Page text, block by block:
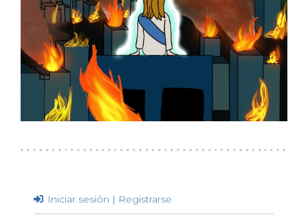
Iniciar sesión | Registrarse